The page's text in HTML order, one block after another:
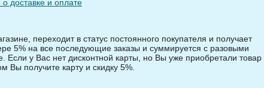
доставке и оплате
переходит в статус постоянного покупателя и получает
5% на все последующие заказы и суммируется с разовыми
Если у Вас нет дисконтной карты, но Вы уже приобретали товар
Вы получите карту и скидку 5%.